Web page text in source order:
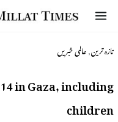
تازہ ترین,عالمی خبریں
in Gaza, including
children